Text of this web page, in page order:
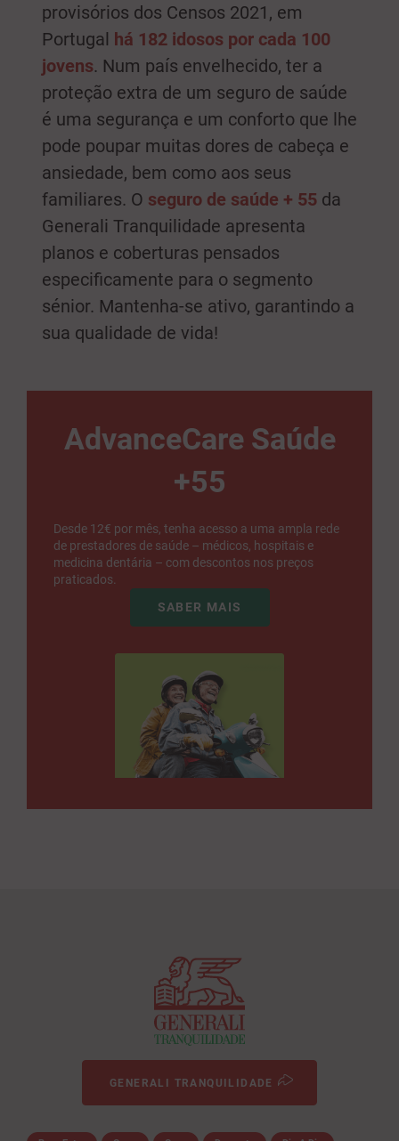
provisórios dos Censos 2021, em
Portugal há 182 idosos por cada 100
jovens. Num país envelhecido, ter a
proteção extra de um seguro de saúde
é uma segurança e um conforto que lhe
pode poupar muitas dores de cabeça e
ansiedade, bem como aos seus
familiares. O seguro de saúde + 55 da
Generali Tranquilidade apresenta
planos e coberturas pensados
especificamente para o segmento
sénior. Mantenha-se ativo, garantindo a
sua qualidade de vida!
AdvanceCare Saúde
+55
Desde 12€ por mês, tenha acesso a uma ampla rede
de prestadores de saúde – médicos, hospitais e
medicina dentária – com descontos nos preços
praticados.
SABER MAIS
GENERALI TRANQUILIDADE